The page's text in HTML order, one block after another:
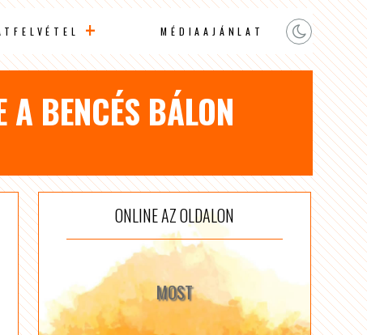
MÉDIAAJÁNLAT
A BENCÉS BÁLON
ONLINE AZ OLDALON
MOST